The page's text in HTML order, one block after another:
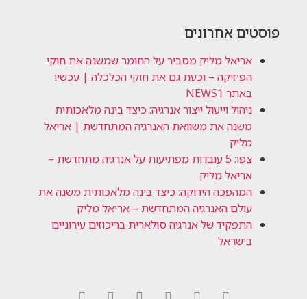
פוסטים אחרונים
אריאל מליק מסביר על החומר שמשנה את חוקי
הפיזיקה – וכעת גם את חוקי הכלכלה | עכשיו
באתר NEWS1
ניהול וייעול ייצור אנרגיה: כיצד בינה מלאכותית
משנה את משוואת האנרגיה המתחדשת | אריאל
מליק
צפו: 5 עובדות מפתיעות על אנרגיה מתחדשת –
אריאל מליק
המהפכה הירוקה: כיצד בינה מלאכותית משנה את
עולם האנרגיה המתחדשת – אריאל מליק
התפקיד של אנרגיה סולארית בריכוזים עירוניים
בישראל